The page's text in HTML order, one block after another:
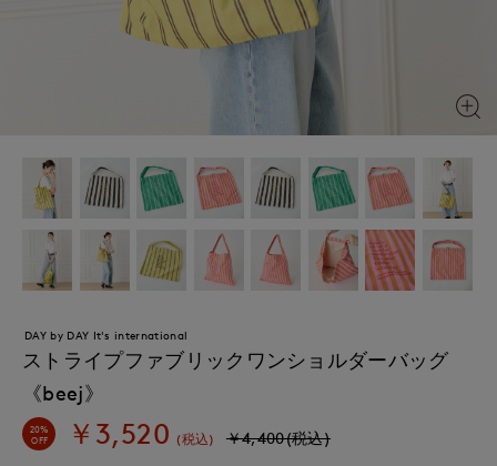
DAY by DAY It's international
ストライプファブリックワンショルダーバッグ
《beej》
20%
OFF ￥3,520 (税込) ￥4,400(税込)